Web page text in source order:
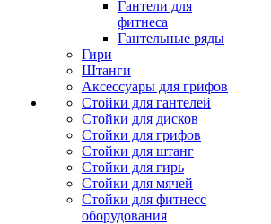
Гантели для
фитнеса
Гантельные ряды
Гири
Штанги
Аксессуары для грифов
Стойки для гантелей
Стойки для дисков
Стойки для грифов
Стойки для штанг
Стойки для гирь
Стойки для мячей
Стойки для фитнесс
оборудования